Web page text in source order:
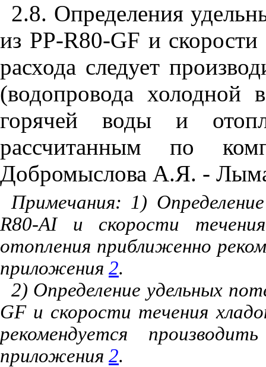
2.8. Определения
из РР-R80-GF и
расхода следует
(водопровода
горячей воды и
рассчитанным по
Добромыслова А.Я. -
Примечания: 1)
R80-AIи скорости течения
отопления приближенно
приложения 2.
2) Определение удельных
GFи скорости течения
рекомендуется
приложения 2.